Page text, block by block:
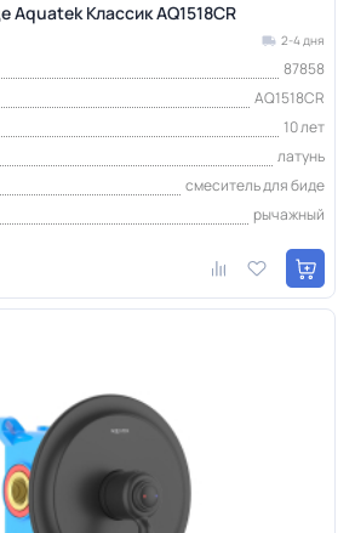
Aquatek Классик AQ1518CR
2-4 дня
87858
AQ1518CR
10 лет
латунь
смеситель для биде
рычажный